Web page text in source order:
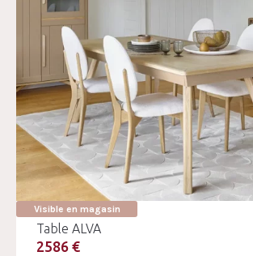
Visible en magasin
Table ALVA
2586 €